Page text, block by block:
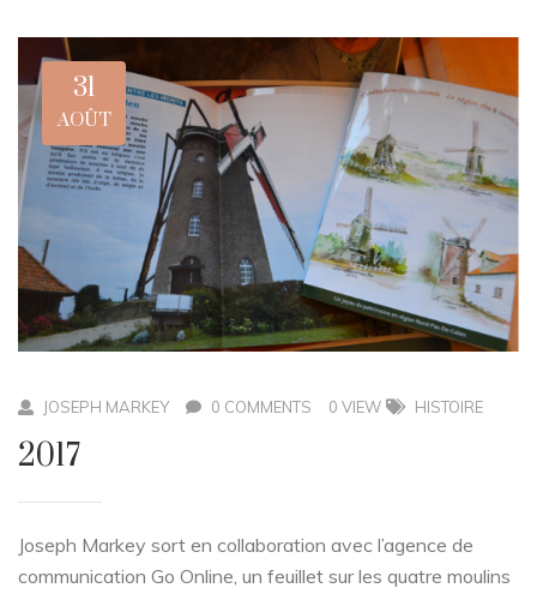
31
AOÛT
JOSEPH MARKEY 0 COMMENTS 0 VIEW HISTOIRE
2017
Joseph Markey sort en collaboration avec l’agence de
communication Go Online, un feuillet sur les quatre moulins